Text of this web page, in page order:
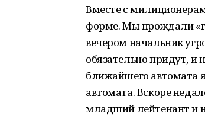
Вместе с
форме. Мы прождали
вечером начальник
обязательно придут, и
ближайшего автомата
автомата. Вскоре
младший лейтенант и